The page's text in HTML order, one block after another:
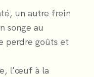
un autre frein
songe au
perdre goûts et
l'œuf à la